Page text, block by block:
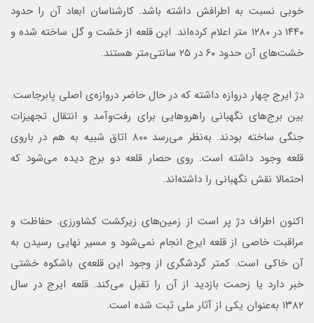
خوبی نسبت به اطرافش داشته باشد. کارشناسان ابعاد آن ‌را حدود
۱۴۴۰ در ۱۲۸۰ متر اعلام کرده‌اند. این قلعه از خشت و گل ساخته شده و
خشت‌های آن حدود ۶۰ در ۲۵ سانتی‌متر هستند.
دژ ایرج چهار دروازه داشته که در حال حاضر دروازه‌ی اصلی پابرجاست.
بین برج‌های نگهبانی راهروهایی برای رفت‌وآمد و انتقال تجهیزات
جنگی ساخته بودند. به‌نظر می‌رسد ۸۰۰ اتاق شبیه به هم در باروی
قلعه وجود داشته است. روی حصار قلعه دو برج دیده می‌شود که
احتمالا نقش نگهبانی را داشته‌اند.
اکنون اطراف دژ پر است از زمین‌های زیرکشت کشاورزی. حفاظت و
مراقبت خاصی از قلعه ایرج انجام نمی‌شود و مسیر نهایی رسیدن به
آن خاکی است. کمتر گردشگری از وجود این قلعه‌ی باشکوه خشتی
خبر دارد یا زحمت بازدید از آن را تقبل می‌کند. قلعه ایرج در سال
۱۳۸۲ به‌عنوان یکی از آثار ملی ثبت شده است.